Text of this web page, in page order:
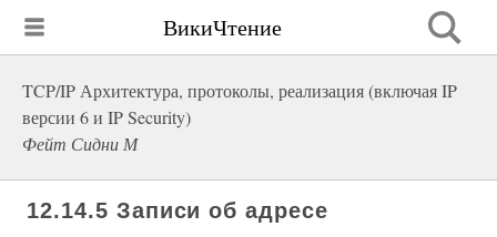
ВикиЧтение
TCP/IP Архитектура, протоколы, реализация (включая IP
версии 6 и IP Security)
Фейт Сидни М
12.14.5 Записи об адресе